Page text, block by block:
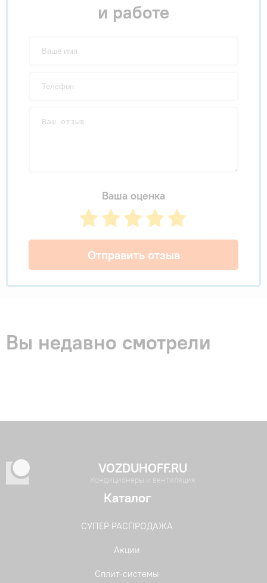
и работе
Ваша оценка
Отправить отзыв
Вы недавно смотрели
VOZDUHOFF.RU
Кондиционеры и вентиляция
Каталог
СУПЕР РАСПРОДАЖА
Акции
Сплит-системы